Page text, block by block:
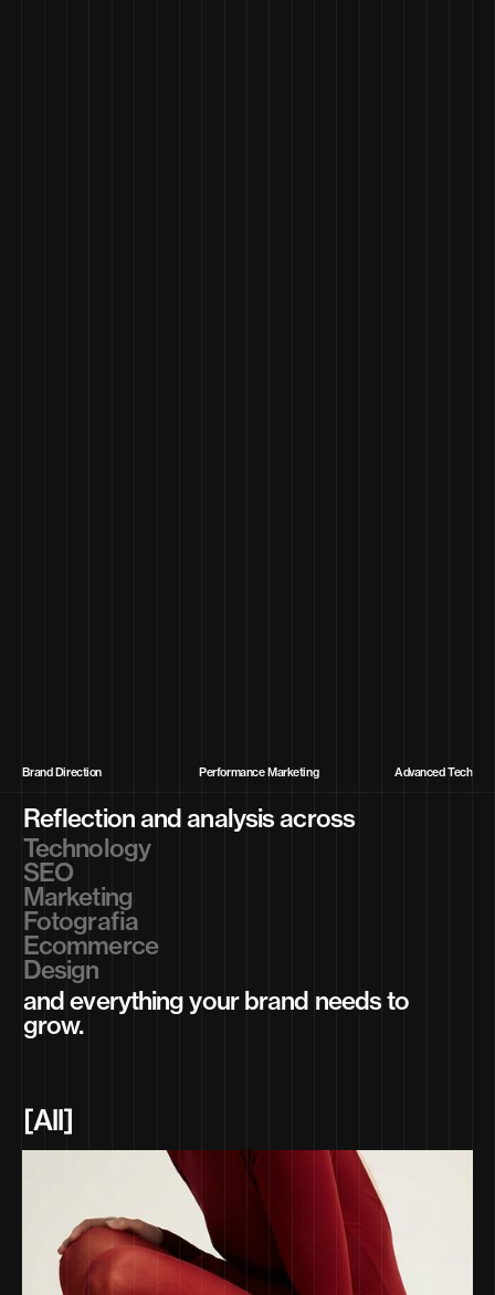
Brand Direction Performance Marketing Advanced Tech
Reflection and analysis across
Technology
SEO
Marketing
Fotografia
Ecommerce
Design
and everything your brand needs to
grow.
[All]